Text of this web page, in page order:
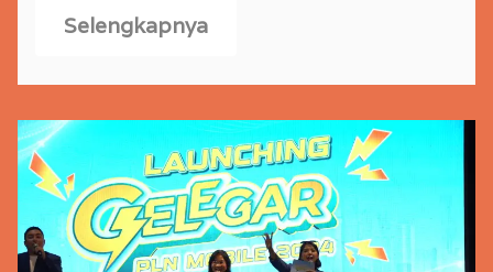
Selengkapnya